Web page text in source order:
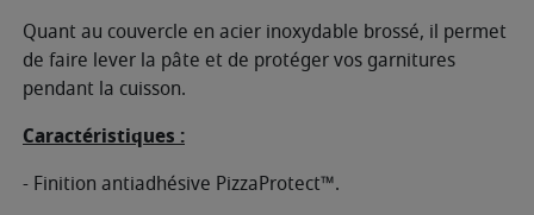
Quant au couvercle en acier inoxydable brossé, il permet
de faire lever la pâte et de protéger vos garnitures
pendant la cuisson.
Caractéristiques :
- Finition antiadhésive PizzaProtect™.